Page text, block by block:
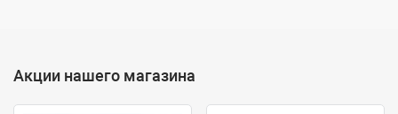
Акции нашего магазина